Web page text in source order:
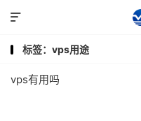

标签：vps用途
vps有用吗